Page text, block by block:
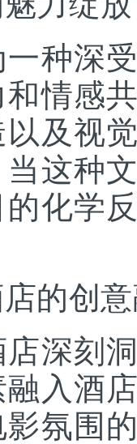
深受
情感
及视
这种
化学
的创意
刻洞
入酒
氛围